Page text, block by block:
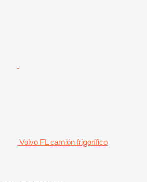
Volvo FL camión frigorífico